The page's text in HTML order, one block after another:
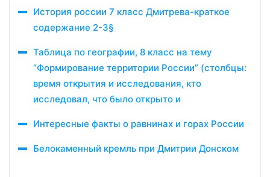
История россии 7 класс Дмитрева-краткое
содержание 2-3§
Таблица по географии, 8 класс на тему
“Формирование территории России” (столбцы:
время открытия и исследования, кто
исследовал, что было открыто и
Интересные факты о равнинах и горах России
Белокаменный кремль при Дмитрии Донском